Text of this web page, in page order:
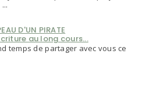
D'UN PIRATE
au long cours...
temps de partager avec vous ce